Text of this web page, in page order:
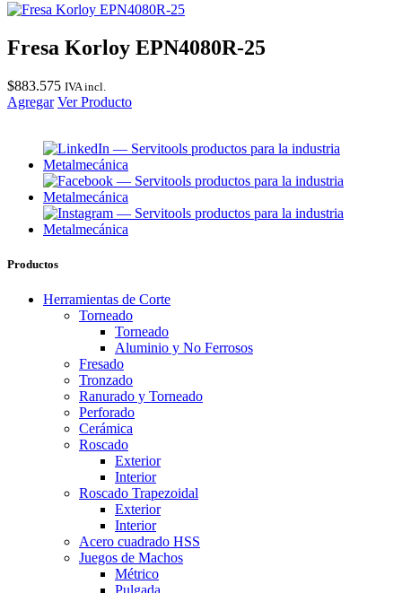
Fresa Korloy EPN4080R-25
$883.575 IVA incl.
Agregar Ver Producto
Productos
Herramientas de Corte
Torneado
Torneado
Aluminio y No Ferrosos
Fresado
Tronzado
Ranurado y Torneado
Perforado
Cerámica
Roscado
Exterior
Interior
Roscado Trapezoidal
Exterior
Interior
Acero cuadrado HSS
Juegos de Machos
Métrico